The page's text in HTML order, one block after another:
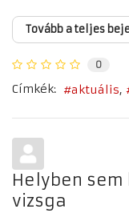
Tovább a teljes
0
Címkék:
aktuális
Helyben
vizsga